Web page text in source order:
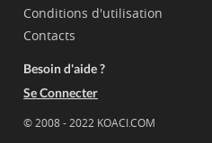
Conditions d'utilisation
Contacts
Besoin d'aide ?
Se Connecter
© 2008 - 2022 KOACI.COM